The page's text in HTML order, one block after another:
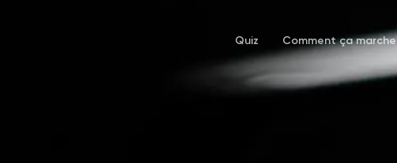
Quiz Comment ça marche